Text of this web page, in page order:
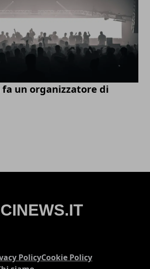
fa un organizzatore di
PolicyCookie Policy